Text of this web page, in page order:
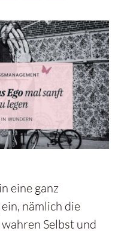
eine ganz
nämlich die
Selbst und